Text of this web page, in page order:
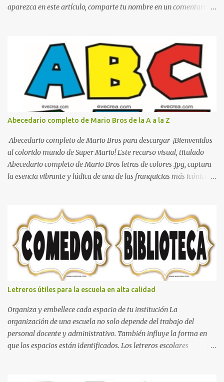
aparezca en este artículo, comparte tu nombre en un comentario y
decorar el dormitorio con pósters Cama con diseño de ring de
boxeo Ideas para decoraciones de fiestas infantiles Cosas bonitas
que se pueden hacer con gomas de coche
Abecedario completo de Mario Bros de la A a la Z
Abecedario completo de Mario Bros para descargar ¡Bienvenidos
al colorido mundo de Super Mario! Este recurso visual, titulado
Abecedario completo de Mario Bros letras de colores .jpg, captura
la esencia vibrante y lúdica de una de las franquicias más icónicas
tipografía clásica y robusta que los fans han reconocido por
décadas. En esta primera sección, el abecedario nos presenta:
Identidad Visual: Un diseño de bloques con bordes negros gruesos
que resaltan sobre cualquier fondo. Paleta de Colores: Una
secuencia dinámica que alterna entre el rojo de Mario, el verde de
Luigi, y los tonos azul y amarillo clásicos de los elementos del
juego. Contenido Actual: La imagen muestra la organización desde
la letra A hasta la M, estableciendo el estilo geométrico y divertido
que define a toda la colección. Primera parte del juego de letras
in...
Letreros útiles para la escuela en alta calidad
Organiza y embellece cada espacio de tu institución La
organización de una escuela no solo depende del trabajo del
personal docente y administrativo. También influye la forma en
que los espacios están identificados. Los letreros escolares